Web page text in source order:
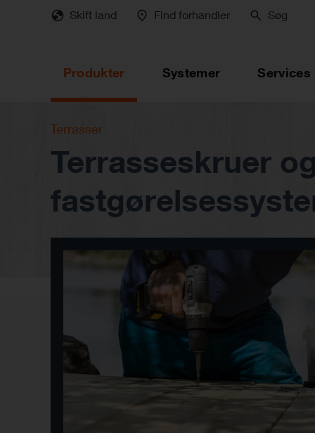
Skift land Find forhandler Søg
Produkter Systemer Services
Terrasser
Terrasseskruer og